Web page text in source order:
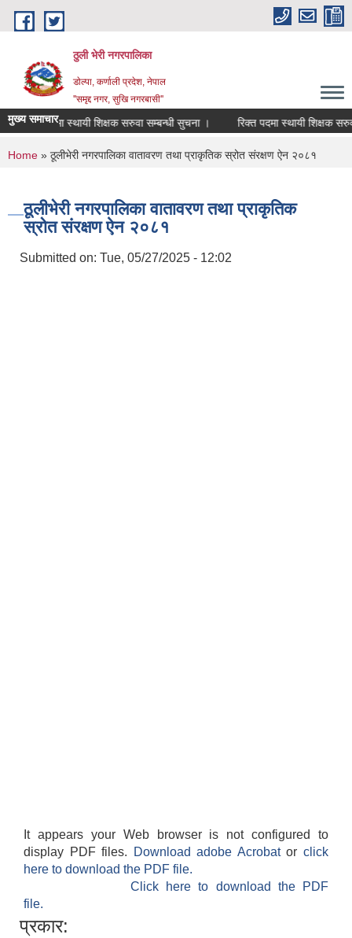
Skip to main content
ठुली भेरी नगरपालिका
डाेल्पा, कर्णाली प्रदेश, नेपाल
''समृद्द नगर, सुखि नगरबासी''
मुख्य समाचार
रिक्त पदमा स्थायी शिक्षक सरुवा सम्बन्धी सुचना । रिक्त पदमा स्थायी शिक्षक सरुवा
You are here
Home » ठूलीभेरी नगरपालिका वातावरण तथा प्राकृतिक स्रोत संरक्षण ऐन २०८१
ठूलीभेरी नगरपालिका वातावरण तथा प्राकृतिक
स्रोत संरक्षण ऐन २०८१
Submitted on: Tue, 05/27/2025 - 12:02
It appears your Web browser is not configured to
display PDF files.
Download adobe Acrobatorclick
here to download the PDF file.
Click here to download the PDF
file.
प्रकार: